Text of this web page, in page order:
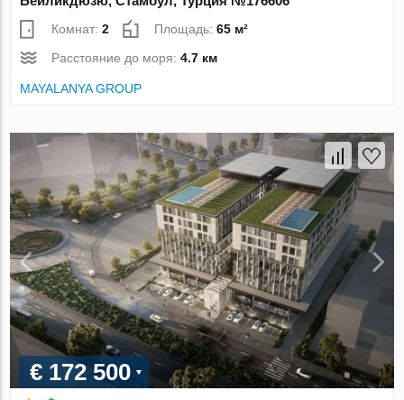
Комнат:2 Площадь:65 м²
Расстояние до моря:4.7 км
MAYALANYA GROUP
€ 172 500